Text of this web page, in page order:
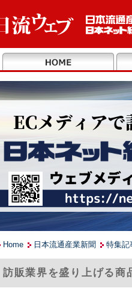
Home 日本流通産業新聞 特集記
訪販業界を盛り上げる商